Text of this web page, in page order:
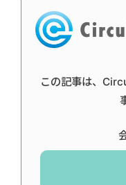
この記事は、